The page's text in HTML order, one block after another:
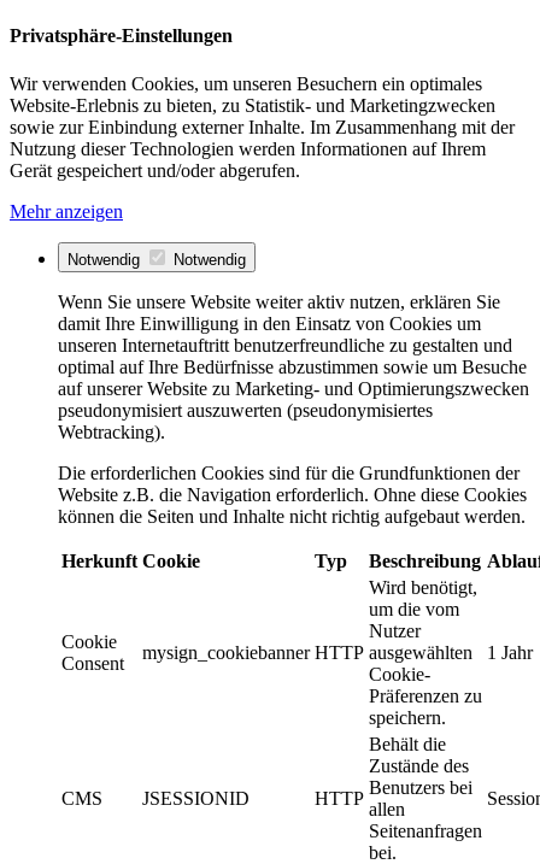
Privatsphäre-Einstellungen
Wir verwenden Cookies, um unseren Besuchern ein optimales
Website-Erlebnis zu bieten, zu Statistik- und Marketingzwecken
sowie zur Einbindung externer Inhalte. Im Zusammenhang mit der
Nutzung dieser Technologien werden Informationen auf Ihrem
Gerät gespeichert und/oder abgerufen.
Mehr anzeigen
Notwendig Notwendig
Wenn Sie unsere Website weiter aktiv nutzen, erklären Sie
damit Ihre Einwilligung in den Einsatz von Cookies um
unseren Internetauftritt benutzerfreundliche zu gestalten und
optimal auf Ihre Bedürfnisse abzustimmen sowie um Besuche
auf unserer Website zu Marketing- und Optimierungszwecken
pseudonymisiert auszuwerten (pseudonymisiertes
Webtracking).
Die erforderlichen Cookies sind für die Grundfunktionen der
Website z.B. die Navigation erforderlich. Ohne diese Cookies
können die Seiten und Inhalte nicht richtig aufgebaut werden.
Herkunft Cookie Typ Beschreibung
Cookie
Consent
mysign_cookiebanner HTTP
Wird benötigt,
um die vom
Nutzer
ausgewählten
Cookie-
Präferenzen zu
speichern.
1 Jahr
CMS JSESSIONID HTTP
Behält die
Zustände des
Benutzers bei
allen
Seitenanfragen
bei.